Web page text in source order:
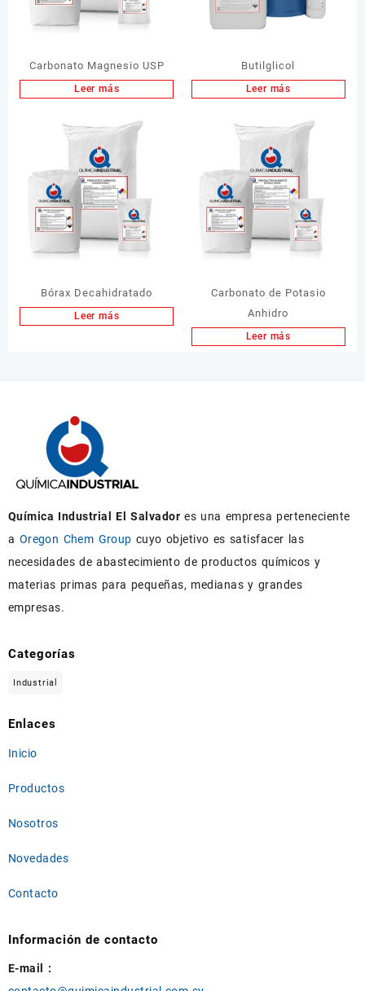
Carbonato Magnesio USP
Leer más
Butilglicol
Leer más
Bórax Decahidratado
Leer más
Carbonato de Potasio
Anhidro
Leer más
Química Industrial El Salvador es una empresa perteneciente
a Oregon Chem Group cuyo objetivo es satisfacer las
necesidades de abastecimiento de productos químicos y
materias primas para pequeñas, medianas y grandes
empresas.
Categorías
Industrial
Enlaces
Inicio
Productos
Nosotros
Novedades
Contacto
Información de contacto
E-mail :